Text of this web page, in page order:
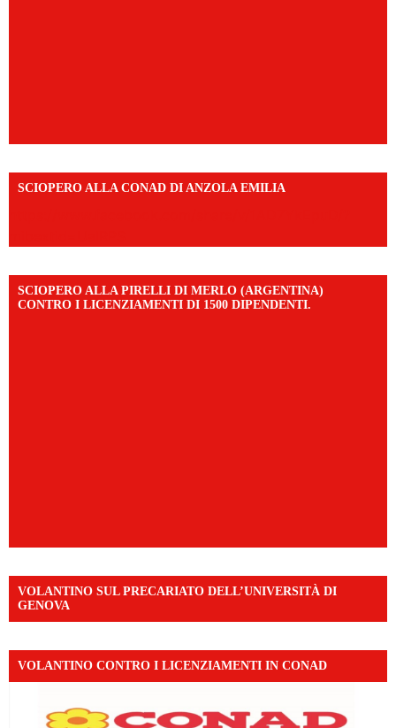
SCIOPERO ALLA CONAD DI ANZOLA EMILIA
SCIOPERO ALLA PIRELLI DI MERLO (ARGENTINA)
CONTRO I LICENZIAMENTI DI 1500 DIPENDENTI.
VOLANTINO SUL PRECARIATO DELL’UNIVERSITÀ DI
GENOVA
VOLANTINO CONTRO I LICENZIAMENTI IN CONAD